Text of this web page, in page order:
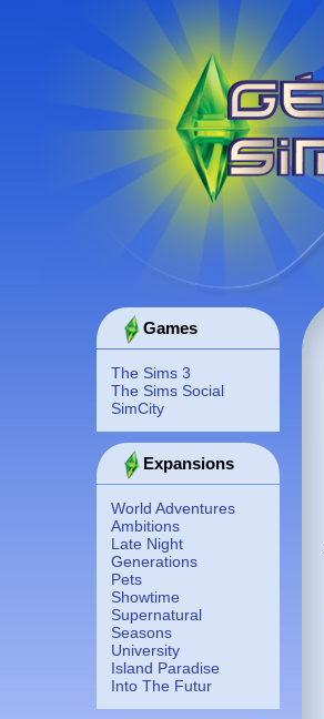
Games
The Sims 3
The Sims Social
SimCity
Expansions
World Adventures
Ambitions
Late Night
Generations
Pets
Showtime
Supernatural
Seasons
University
Island Paradise
Into The Futur